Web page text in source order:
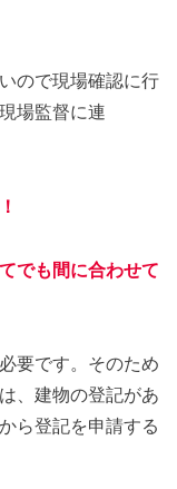
ので現場確認に行
場監督に連
でも間に合わせて
要です。そのため
、建物の登記があ
ら登記を申請する